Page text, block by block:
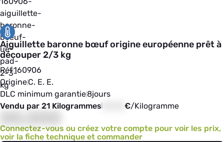
Aiguillette baronne bœuf origine européenne prêt à
découper 2/3 kg
Réf160906
OrigineC. E. E.
DLC minimum garantie8jours
Vendu par 21 Kilogrammes
€/Kilogramme
Connectez-vous ou créez votre compte pour voir les prix,
voir la fiche technique et commander